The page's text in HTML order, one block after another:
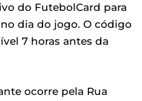
do FutebolCard para
dia do jogo. O código
7 horas antes da
ocorre pela Rua